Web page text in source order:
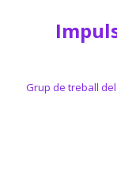
Grup de treball